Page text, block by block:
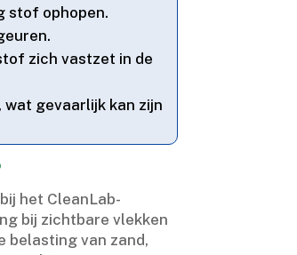
stof ophopen.​
zich vastzet in de
gevaarlijk kan zijn
het CleanLab-
bij zichtbare vlekken
belasting van zand,